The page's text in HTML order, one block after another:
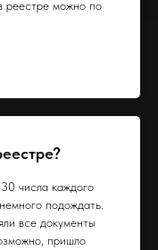
реестре можно по
числа каждого
подождать.
все документы
пришло